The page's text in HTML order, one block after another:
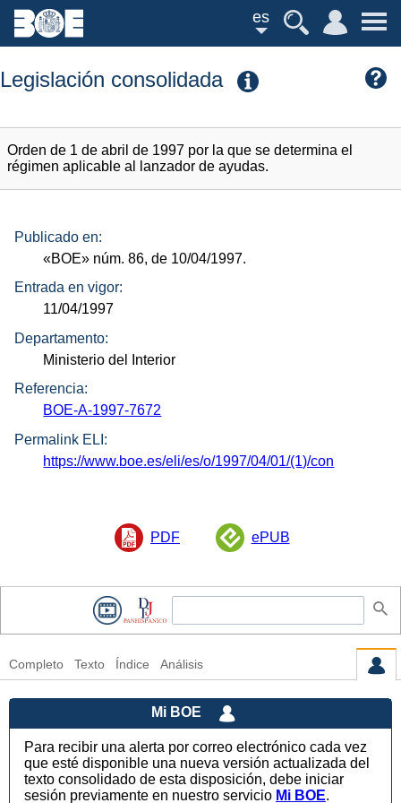
es
Legislación consolidada
Orden de 1 de abril de 1997 por la que se determina el
régimen aplicable al lanzador de ayudas.
Publicado en:
«BOE» núm. 86, de 10/04/1997.
Entrada en vigor:
11/04/1997
Departamento:
Ministerio del Interior
Referencia:
BOE-A-1997-7672
Permalink ELI:
https://www.boe.es/eli/es/o/1997/04/01/(1)/con
PDF ePUB
Completo Texto Índice Análisis
Mi BOE
Para recibir una alerta por correo electrónico cada vez
que esté disponible una nueva versión actualizada del
texto consolidado de esta disposición, debe iniciar
sesión previamente en nuestro servicio Mi BOE.